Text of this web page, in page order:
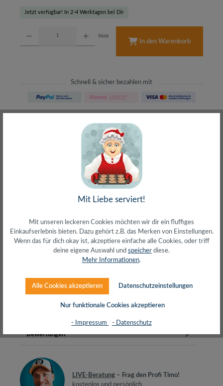
Jetzt verfügbar! In 2-4 Werktagen bei Dir
Stück
In den Warenkorb
Schnell & sicher bezahlen mit
meist direkt aus Waiblingen
30 Tage Rückgaberecht
ohne Risiko bestellen
– Frag den Profi!
kostenlos und persönlich
Über 20+ Jahre Erfahrung
wir wissen von was wir sprechen
BiegeradiusGeeignet für 10-Gi…
Bewertungen
LIVE-Beratung – Frag den Profi Timo!
kostenlos und persönlich
Mit Liebe serviert!
Mit unseren leckeren Cookies möchten wir dir ein fluffiges
Einkaufserlebnis bieten. Dazu gehört z.B. das Merken von Einstellungen.
Wenn das für dich okay ist, akzeptiere einfache alle Cookies, oder triff
deine eigene Auswahl und speicher diese.
Mehr Informationen.
Alle Cookies akzeptieren Datenschutzeinstellungen
Nur funktionale Cookies akzeptieren
- Impressum - Datenschutz